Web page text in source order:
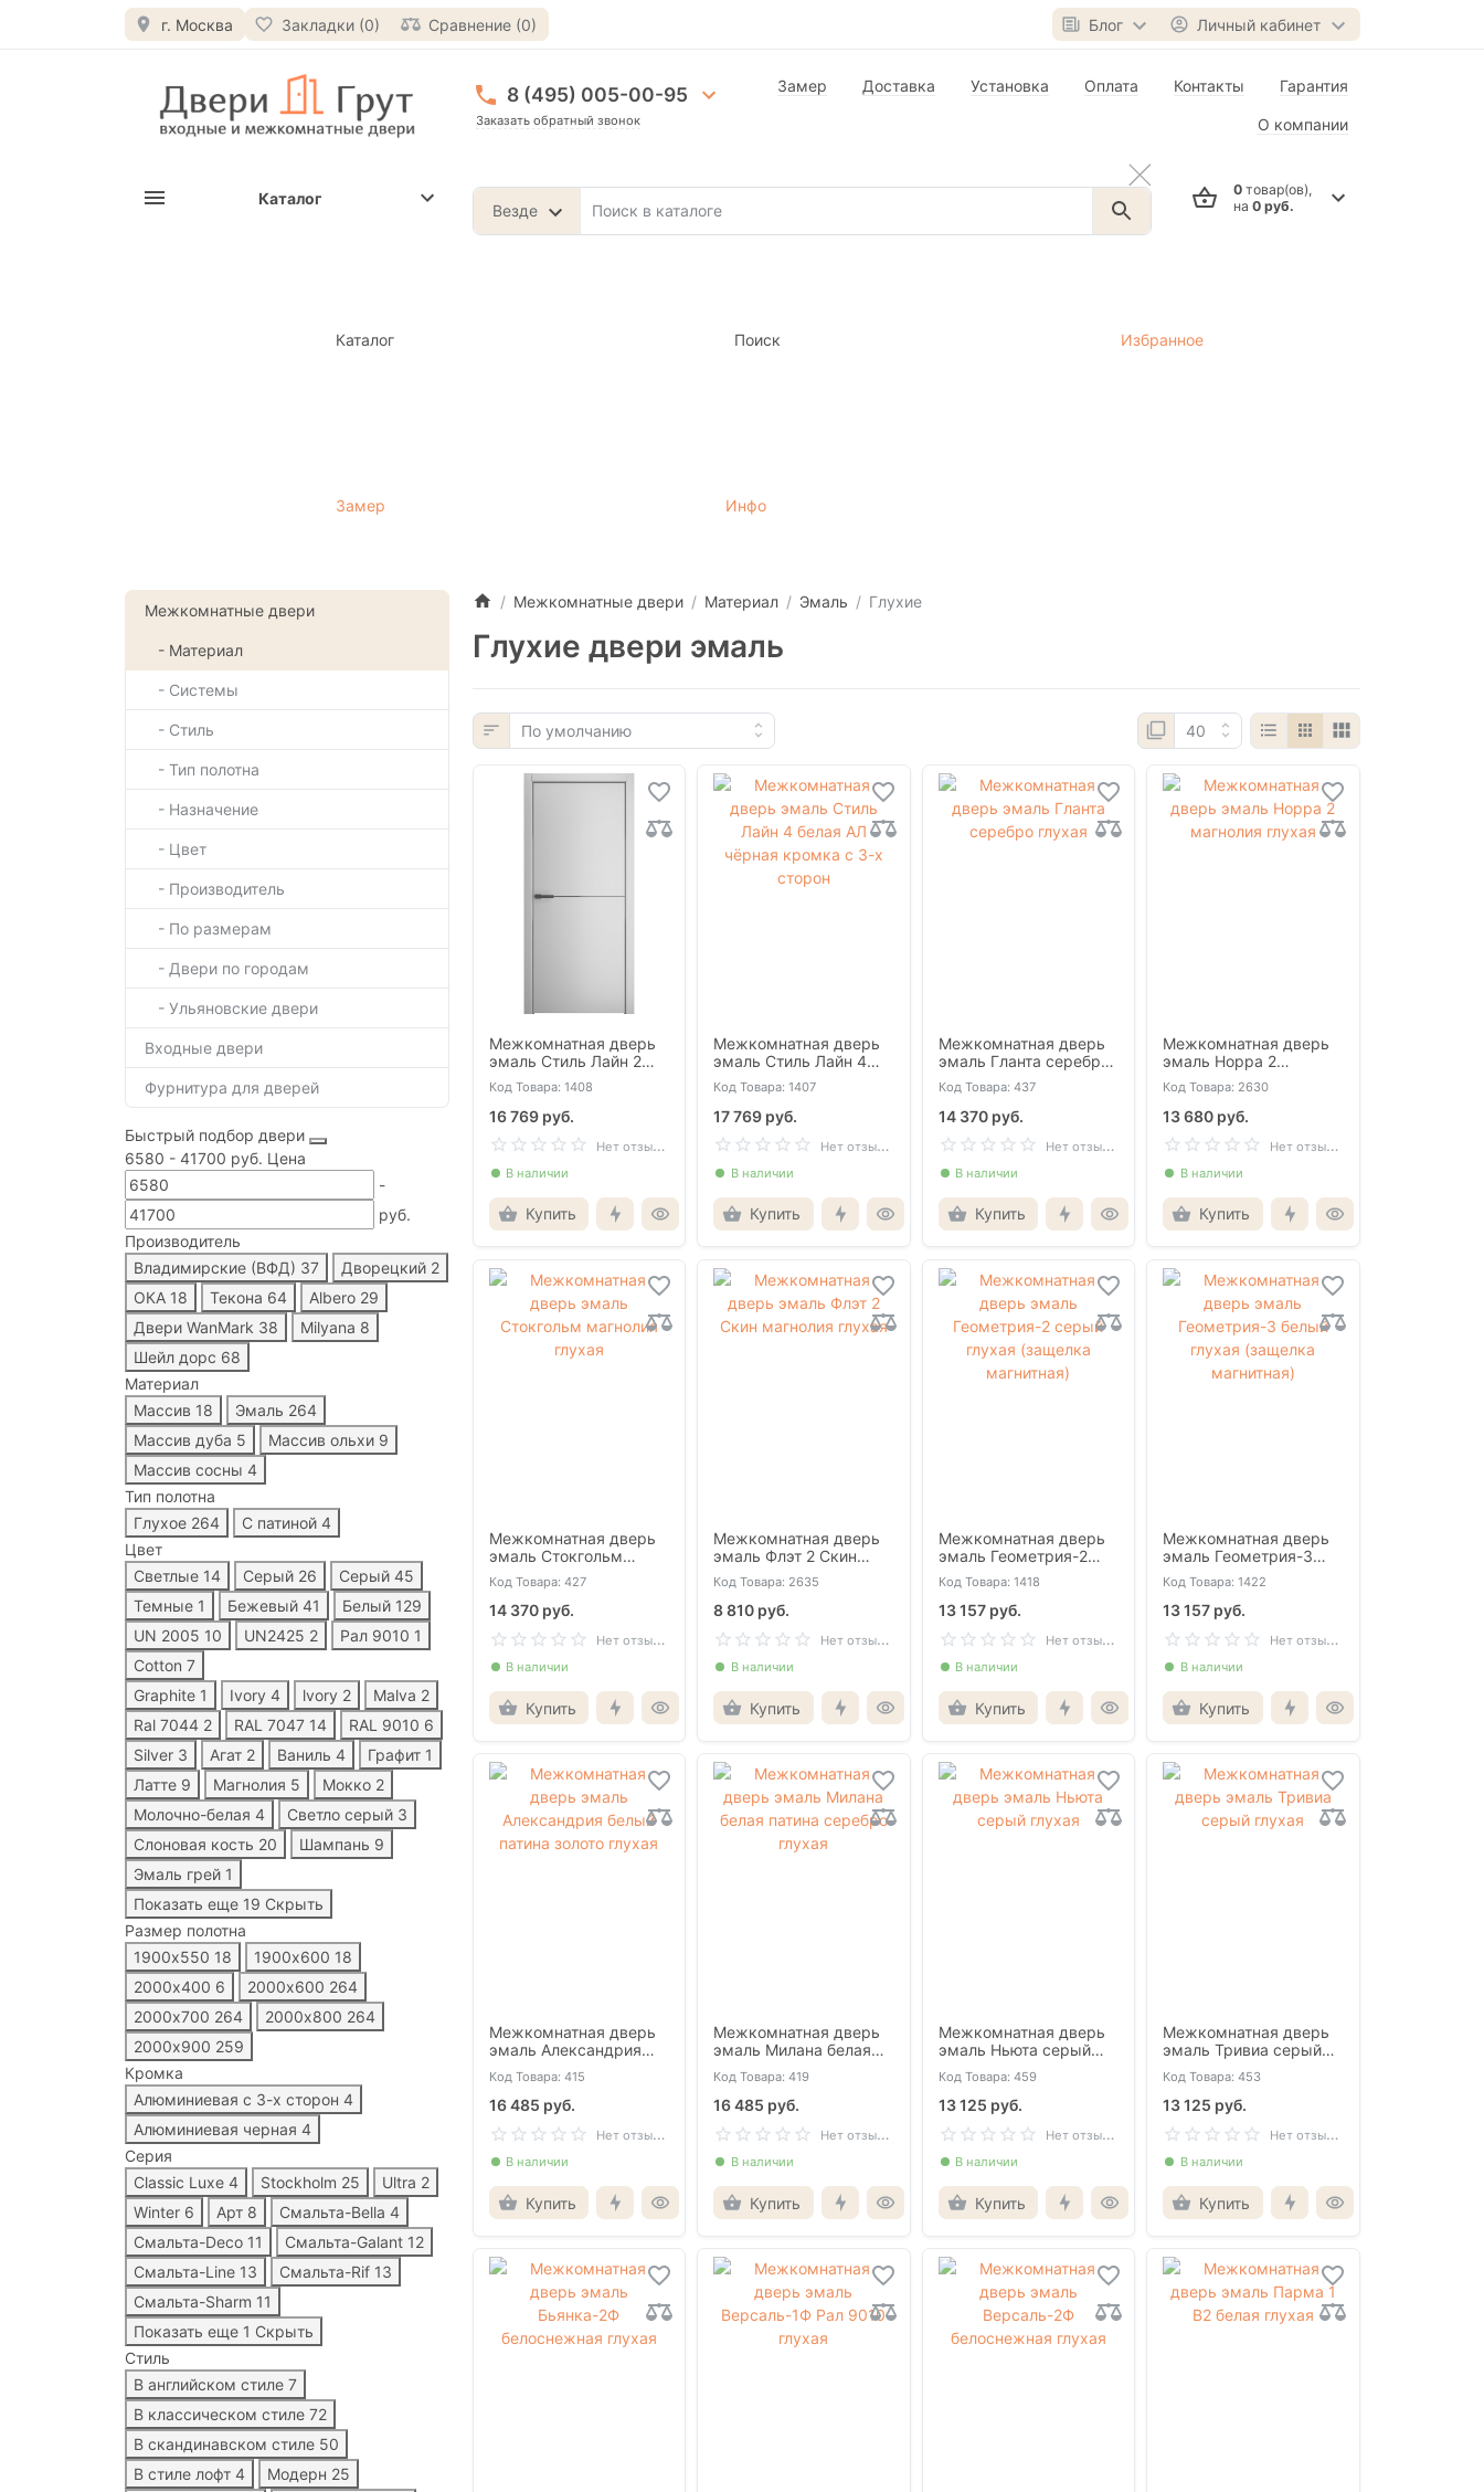
г. Москва Закладки (0) Сравнение (0) Блог Личный кабинет
8 (495) 005-00-95
Заказать обратный звонок
Везде
Замер Доставка Установка Оплата Контакты Гарантия
О компании
0товар(ов),
на 0 руб.
Каталог
Каталог Поиск Избранное
Замер Инфо
Межкомнатные двери
- Материал
- Системы
- Стиль
- Тип полотна
- Назначение
- Цвет
- Производитель
- По размерам
- Двери по городам
- Ульяновские двери
Входные двери
Фурнитура для дверей
Быстрый подбор двери
6580 - 41700 руб. Цена
-
руб.
Производитель
Владимирские (ВФД) 37 Дворецкий 2
ОКА 18 Текона 64 Albero 29
Двери WanMark 38 Milyana 8
Шейл дорс 68
Материал
Массив 18 Эмаль 264
Массив дуба 5 Массив ольхи 9
Массив сосны 4
Тип полотна
Глухое 264 С патиной 4
Цвет
Светлые 14 Серый 26 Серый 45
Темные 1 Бежевый 41 Белый 129
UN 2005 10 UN2425 2 Рал 9010 1
Cotton 7
Graphite 1 Ivory 4 lvory 2 Malva 2
Ral 7044 2 RAL 7047 14 RAL 9010 6
Silver 3 Агат 2 Ваниль 4 Графит 1
Латте 9 Магнолия 5 Мокко 2
Молочно-белая 4 Светло серый 3
Слоновая кость 20 Шампань 9
Эмаль грей 1
Показать еще 19 Скрыть
Размер полотна
1900х550 18 1900х600 18
2000х400 6 2000х600 264
2000х700 264 2000х800 264
2000х900 259
Кромка
Алюминиевая с 3-x сторон 4
Алюминиевая черная 4
Серия
Classic Luxe 4 Stockholm 25 Ultra 2
Winter 6 Арт 8 Смальта-Bella 4
Смальта-Deco 11 Смальта-Galant 12
Смальта-Line 13 Смальта-Rif 13
Смальта-Sharm 11
Показать еще 1 Скрыть
Стиль
В английском стиле 7
В классическом стиле 72
В скандинавском стиле 50
В стиле лофт 4 Модерн 25
Межкомнатные двери Материал Эмаль Глухие
Глухие двери эмаль
Межкомнатная дверь
эмаль Стиль Лайн 2
серая AЛ чёрная
кромка с 3-х сторон
Код Товара: 1408
16 769 руб.
Н
ет отзывов
В наличии
Купить
Межкомнатная дверь
эмаль Стиль Лайн 4
белая AЛ чёрная
кромка с 3-х сторон
Код Товара: 1407
17 769 руб.
Н
ет отзывов
В наличии
Купить
Межкомнатная дверь
эмаль Гланта серебро
глухая
Код Товара: 437
14 370 руб.
Н
ет отзывов
В наличии
Купить
Межкомнатная дверь
эмаль Норра 2
магнолия глухая
Код Товара: 2630
13 680 руб.
Н
ет отзывов
В наличии
Купить
Межкомнатная дверь
эмаль Стокгольм
магнолия глухая
Код Товара: 427
14 370 руб.
Н
ет отзывов
В наличии
Купить
Межкомнатная дверь
эмаль Флэт 2 Скин
магнолия глухая
Код Товара: 2635
8 810 руб.
Н
ет отзывов
В наличии
Купить
Межкомнатная дверь
эмаль Геометрия-2
серый глухая (защелка
магнитная)
Код Товара: 1418
13 157 руб.
Н
ет отзывов
В наличии
Купить
Межкомнатная дверь
эмаль Геометрия-3
белый глухая (защелка
магнитная)
Код Товара: 1422
13 157 руб.
Н
ет отзывов
В наличии
Купить
Межкомнатная дверь
эмаль Александрия
белый патина золото
глухая
Код Товара: 415
16 485 руб.
Н
ет отзывов
В наличии
Купить
Межкомнатная дверь
эмаль Милана белая
патина серебро глухая
Код Товара: 419
16 485 руб.
Н
ет отзывов
В наличии
Купить
Межкомнатная дверь
эмаль Ньюта серый
глухая
Код Товара: 459
13 125 руб.
Н
ет отзывов
В наличии
Купить
Межкомнатная дверь
эмаль Тривиа серый
глухая
Код Товара: 453
13 125 руб.
Н
ет отзывов
В наличии
Купить